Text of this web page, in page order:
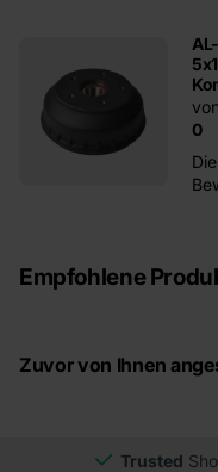
0
Empfohlene
Zuvor von Ihnen
Trusted